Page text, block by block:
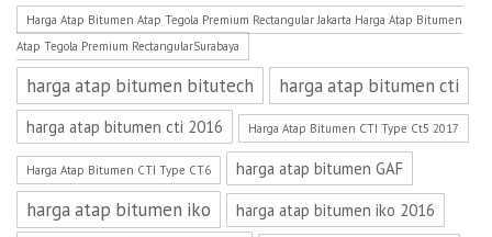
Harga Atap Bitumen Atap Tegola Premium Rectangular Jakarta Harga Atap Bitumen
Atap Tegola Premium RectangularSurabaya
harga atap bitumen bitutech harga atap bitumen cti
harga atap bitumen cti 2016 Harga Atap Bitumen CTI Type Ct5 2017
Harga Atap Bitumen CTI Type CT6 harga atap bitumen GAF
harga atap bitumen iko harga atap bitumen iko 2016